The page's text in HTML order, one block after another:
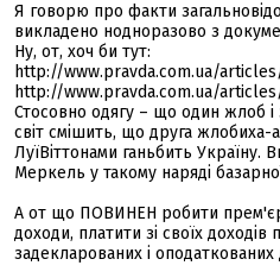
Я говорю про факти
викладено нодноразово з
Ну, от, хоч би тут:
http://www.pravda.com.ua/
http://www.pravda.com.ua/
Стосовно одягу – що один жлоб і
світ смішить, що друга жлобиха-
ЛуїВіттонами ганьбить Україну.
Меркель у такому наряді
А от що ПОВИНЕН робити
доходи, платити зі своїх доходів
задекларованих і